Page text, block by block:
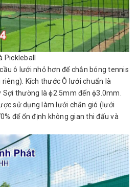
Pickleball
ô lưới nhỏ hơn để chắn bóng tennis
Kích thước Ô lưới chuẩn là
thường là ϕ2.5mm đến ϕ3.0mm.
sử dụng làm lưới chắn gió (lưới
để ổn định không gian thi đấu và